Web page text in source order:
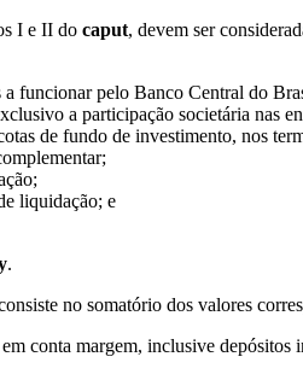
I e II do caput, devem ser
a funcionar pelo Banco Central do
a participação societária nas
de fundo de investimento, nos
liquidação; e
.
no somatório dos valores
conta margem, inclusive